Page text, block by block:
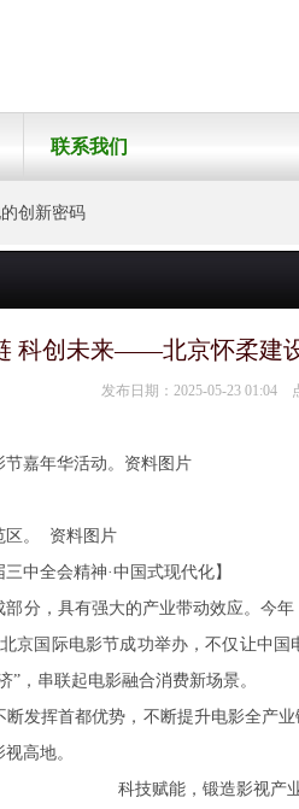
联系我们
码
科创未来——北京怀柔建
发布日期：2025-05-23 01:04
嘉年华活动。资料图片
区。 资料图片
中全会精神·中国式现代化】
分，具有强大的产业带动效应。今年
京国际电影节成功举办，不仅让中
”，串联起电影融合消费新场景。
发挥首都优势，不断提升电影全产
高地。
科技赋能，锻造影视产